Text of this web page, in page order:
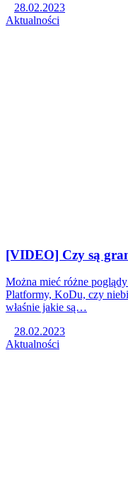
28.02.2023
Aktualności
[VIDEO] Czy są
Można mieć różne
Platformy, KoDu, czy
właśnie jakie są…
28.02.2023
Aktualności